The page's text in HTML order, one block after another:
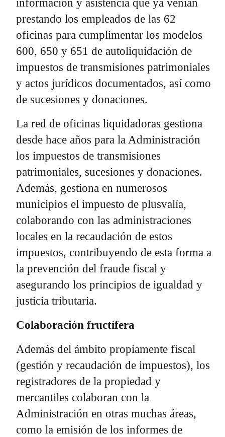
información y asistencia que ya venían
prestando los empleados de las 62
oficinas para cumplimentar los modelos
600, 650 y 651 de autoliquidación de
impuestos de transmisiones patrimoniales
y actos jurídicos documentados, así como
de sucesiones y donaciones.
La red de oficinas liquidadoras gestiona
desde hace años para la Administración
los impuestos de transmisiones
patrimoniales, sucesiones y donaciones.
Además, gestiona en numerosos
municipios el impuesto de plusvalía,
colaborando con las administraciones
locales en la recaudación de estos
impuestos, contribuyendo de esta forma a
la prevención del fraude fiscal y
asegurando los principios de igualdad y
justicia tributaria.
Colaboración fructífera
Además del ámbito propiamente fiscal
(gestión y recaudación de impuestos), los
registradores de la propiedad y
mercantiles colaboran con la
Administración en otras muchas áreas,
como la emisión de los informes de